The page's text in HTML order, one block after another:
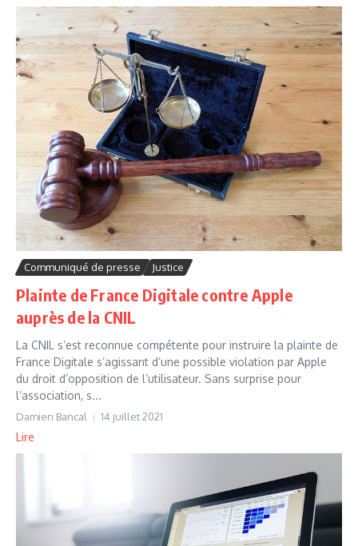
Communiqué de presse Justice
Plainte de France Digitale contre Apple
auprès de la CNIL
La CNIL s’est reconnue compétente pour instruire la plainte de
France Digitale s’agissant d’une possible violation par Apple
du droit d’opposition de l’utilisateur. Sans surprise pour
l’association, s...
Damien Bancal 14 juillet 2021
Lire